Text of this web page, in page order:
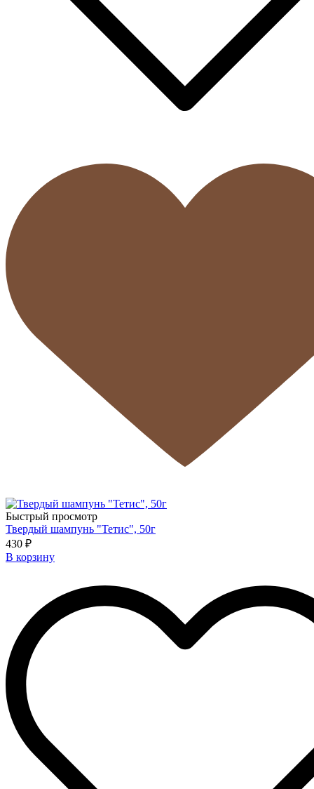
Быстрый просмотр
Твердый шампунь "Тетис", 50г
430 ₽
В корзину